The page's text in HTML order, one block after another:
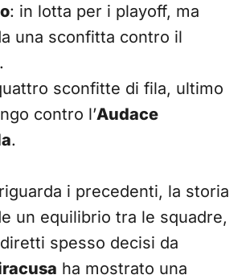
: in lotta per i playoff, ma
una sconfitta contro il
.
sconfitte di fila, ultimo
contro l’Audace
.
i precedenti, la storia
un equilibrio tra le squadre,
spesso decisi da
ha mostrato una